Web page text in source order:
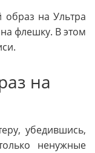
образ на Ультра
флешку. В этом
на
убедившись,
ненужные